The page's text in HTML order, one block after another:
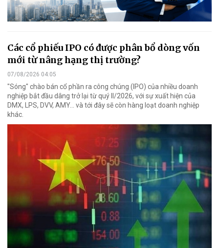
Các cổ phiếu IPO có được phân bổ dòng vốn
mới từ nâng hạng thị trường?
07/08/2026 04:05
"Sóng" chào bán cổ phần ra công chúng (IPO) của nhiều doanh
nghiệp bắt đầu dâng trở lại từ quý II/2026, với sự xuất hiện của
DMX, LPS, DVV, AMY... và tới đây sẽ còn hàng loạt doanh nghiệp
khác.